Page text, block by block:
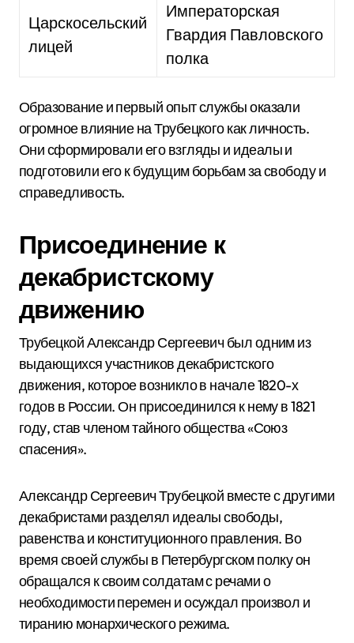
Царскосельский
лицей
Императорская
Гвардия Павловского
полка
Образование и первый опыт службы оказали
огромное влияние на Трубецкого как личность.
Они сформировали его взгляды и идеалы и
подготовили его к будущим борьбам за свободу и
справедливость.
Присоединение к
декабристскому
движению
Трубецкой Александр Сергеевич был одним из
выдающихся участников декабристского
движения, которое возникло в начале 1820-х
годов в России. Он присоединился к нему в 1821
году, став членом тайного общества «Союз
спасения».
Александр Сергеевич Трубецкой вместе с другими
декабристами разделял идеалы свободы,
равенства и конституционного правления. Во
время своей службы в Петербургском полку он
обращался к своим солдатам с речами о
необходимости перемен и осуждал произвол и
тиранию монархического режима.